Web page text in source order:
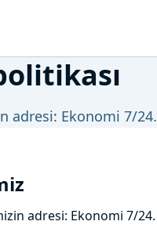
adresi: Ekonomi 7/24.
adresi: Ekonomi 7/24.